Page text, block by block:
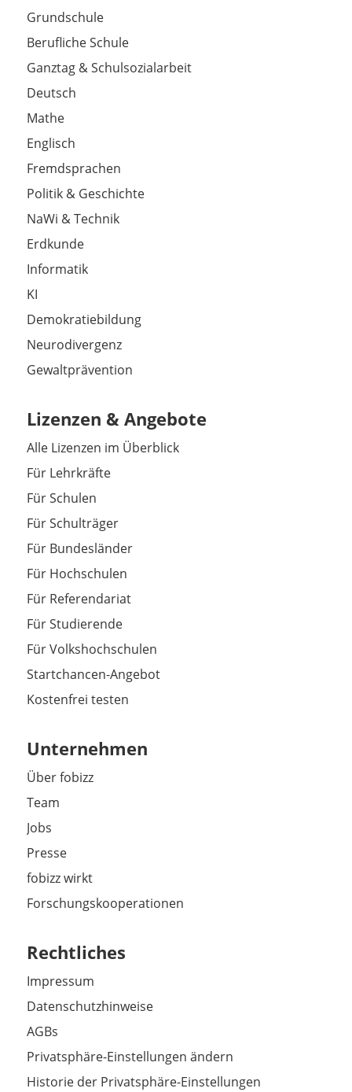
Grundschule
Berufliche Schule
Ganztag & Schulsozialarbeit
Deutsch
Mathe
Englisch
Fremdsprachen
Politik & Geschichte
NaWi & Technik
Erdkunde
Informatik
KI
Demokratiebildung
Neurodivergenz
Gewaltprävention
Lizenzen & Angebote
Alle Lizenzen im Überblick
Für Lehrkräfte
Für Schulen
Für Schulträger
Für Bundesländer
Für Hochschulen
Für Referendariat
Für Studierende
Für Volkshochschulen
Startchancen-Angebot
Kostenfrei testen
Unternehmen
Über fobizz
Team
Jobs
Presse
fobizz wirkt
Forschungskooperationen
Rechtliches
Impressum
Datenschutzhinweise
AGBs
Privatsphäre-Einstellungen ändern
Historie der Privatsphäre-Einstellungen